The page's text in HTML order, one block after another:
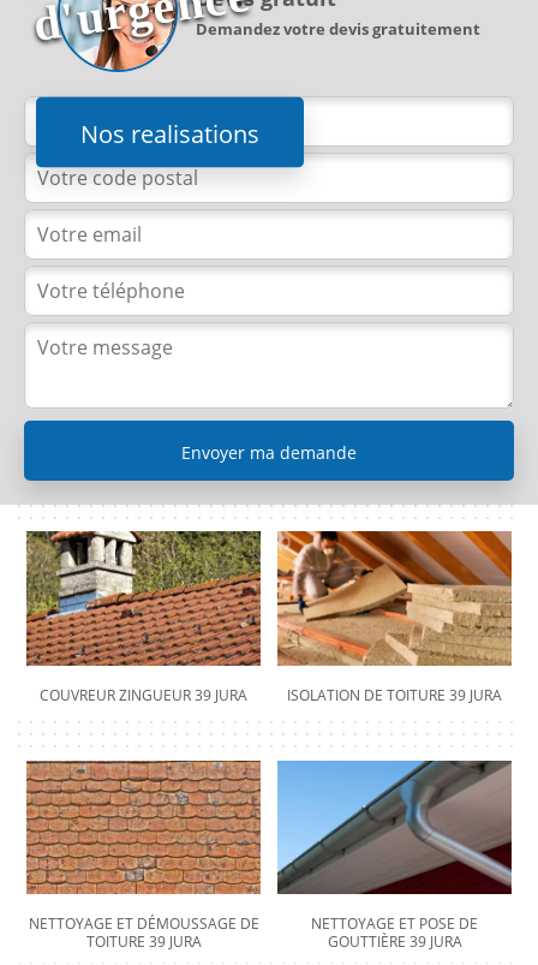
Nos realisations
Demandez votre devis gratuitement
COUVREUR ZINGUEUR 39 JURA ISOLATION DE TOITURE 39 JURA
NETTOYAGE ET DÉMOUSSAGE DE
TOITURE 39 JURA
NETTOYAGE ET POSE DE
GOUTTIÈRE 39 JURA